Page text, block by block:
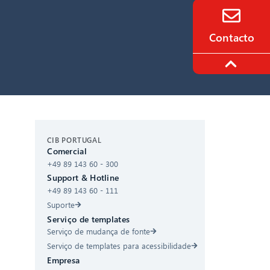
CIB PORTUGAL
Comercial
+49 89 143 60 - 300
Support & Hotline
+49 89 143 60 - 111
Suporte
Serviço de templates
Serviço de mudança de fonte
Serviço de templates para acessibilidade
Empresa
Olá! O que posso fazer por si?
Contacto